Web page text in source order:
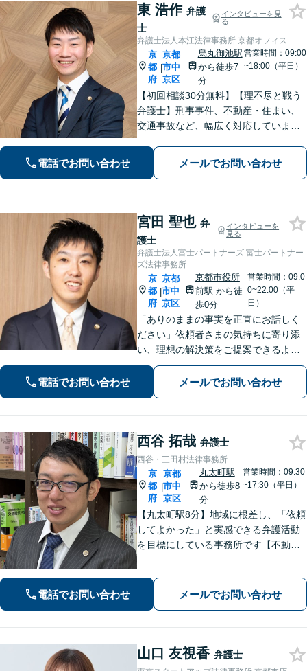
東 浩作 弁護
士
インタビューを見
る
弁護士法人本江法律事務所 京都オフィス
京
都
府
|
京都
市中
京区
烏丸御池駅
から徒歩7
分
営業時間：09:00
~18:00（平日）
【初回相談30分無料】【理不尽と戦う
弁護士】刑事事件、不動産・住まい、
交通事故など、幅広く対応していま
い、最善の結果を目指します。お困り
の場合は、お気軽に弁護士にご相談く
電話でお問い合わせ メールでお問い合わせ
宮田 聖也 弁
護士
インタビューを
見る
弁護士法人富士パートナーズ 富士パートナー
ズ法律事務所
京
都
府
|
京都
市中
京区
京都市役所
前駅 から徒
歩0分
営業時間：09:0
0~22:00（平
日）
「ありのままの事実を正直にお話しく
ださい」依頼者さまの気持ちに寄り添
い、理想の解決策をご提案できるよう
尽力します【交通事故事件の実績豊
富】【賠償金が2倍に増額した事例あ
り】依頼者さまに代わってさまざまな
電話でお問い合わせ メールでお問い合わせ
西谷 拓哉 弁護士
西谷・三田村法律事務所
京
都
府
|
京都
市中
京区
丸太町駅
から徒歩8
分
営業時間：09:30
~17:30（平日）
【丸太町駅8分】地域に根差し、「依頼
してよかった」と実感できる弁護活動
を目標にしている事務所です【不動
続・遺言】相談者さまに寄り添い、円
滑な相続を目指します
電話でお問い合わせ メールでお問い合わせ
山口 友視香 弁護士